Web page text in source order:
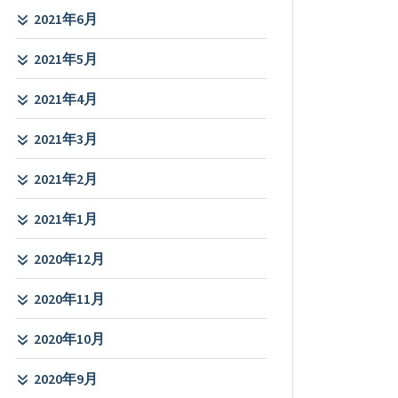
2021年6月
2021年5月
2021年4月
2021年3月
2021年2月
2021年1月
2020年12月
2020年11月
2020年10月
2020年9月